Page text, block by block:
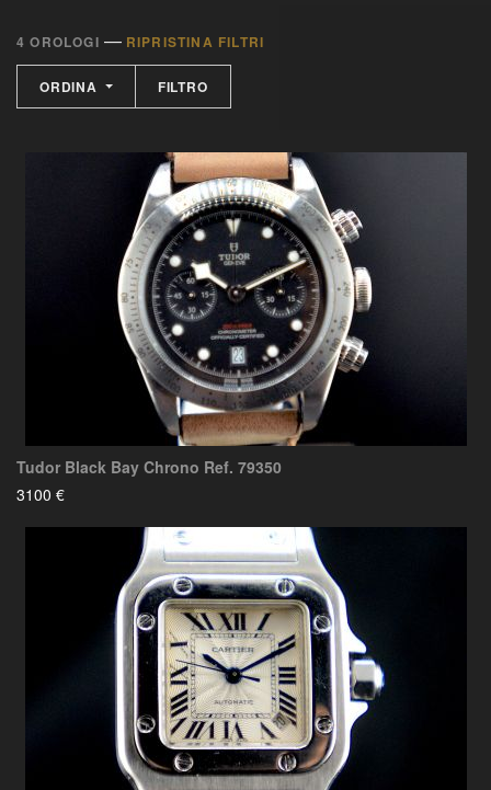
4 OROLOGI — RIPRISTINA FILTRI
ORDINA FILTRO
Tudor Black Bay Chrono Ref. 79350
3100 €